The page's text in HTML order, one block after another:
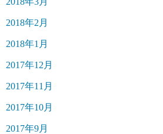
2018年2月
2018年1月
2017年12月
2017年11月
2017年10月
2017年9月